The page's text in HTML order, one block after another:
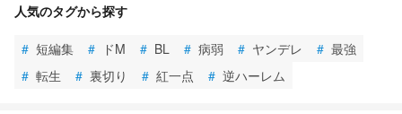
人気のタグから探す
# 短編集 # ドM # BL # 病弱 # ヤンデレ # 最強
# 転生 # 裏切り # 紅一点 # 逆ハーレム